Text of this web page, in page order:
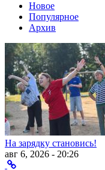
Новое
Популярное
Архив
На зарядку становись!
авг 6, 2026 - 20:26